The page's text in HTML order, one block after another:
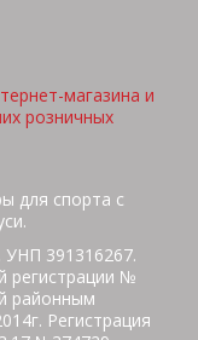
магазина и
розничных
для спорта с
391316267.
регистрации №
районным
Регистрация